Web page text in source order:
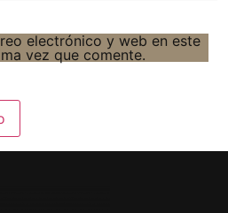
electrónico y web en este
vez que comente.